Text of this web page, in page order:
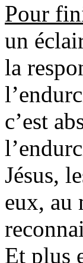
Pour
un
la
c’est
l’
Jésus,
eux, au
Et plus